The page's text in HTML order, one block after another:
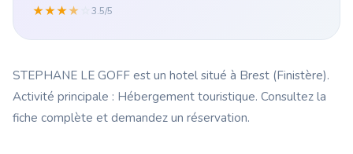
★★★★ 3.5/5
STEPHANE LE GOFF est un hotel situé à Brest (Finistère).
Activité principale : Hébergement touristique. Consultez la
fiche complète et demandez un réservation.